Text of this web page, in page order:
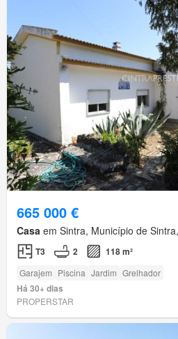
665 000 €
Casa em Sintra, Município de
T3 2 118 m²
Garajem Piscina Jardim Grelhador
Há 30+ dias
PROPERSTAR